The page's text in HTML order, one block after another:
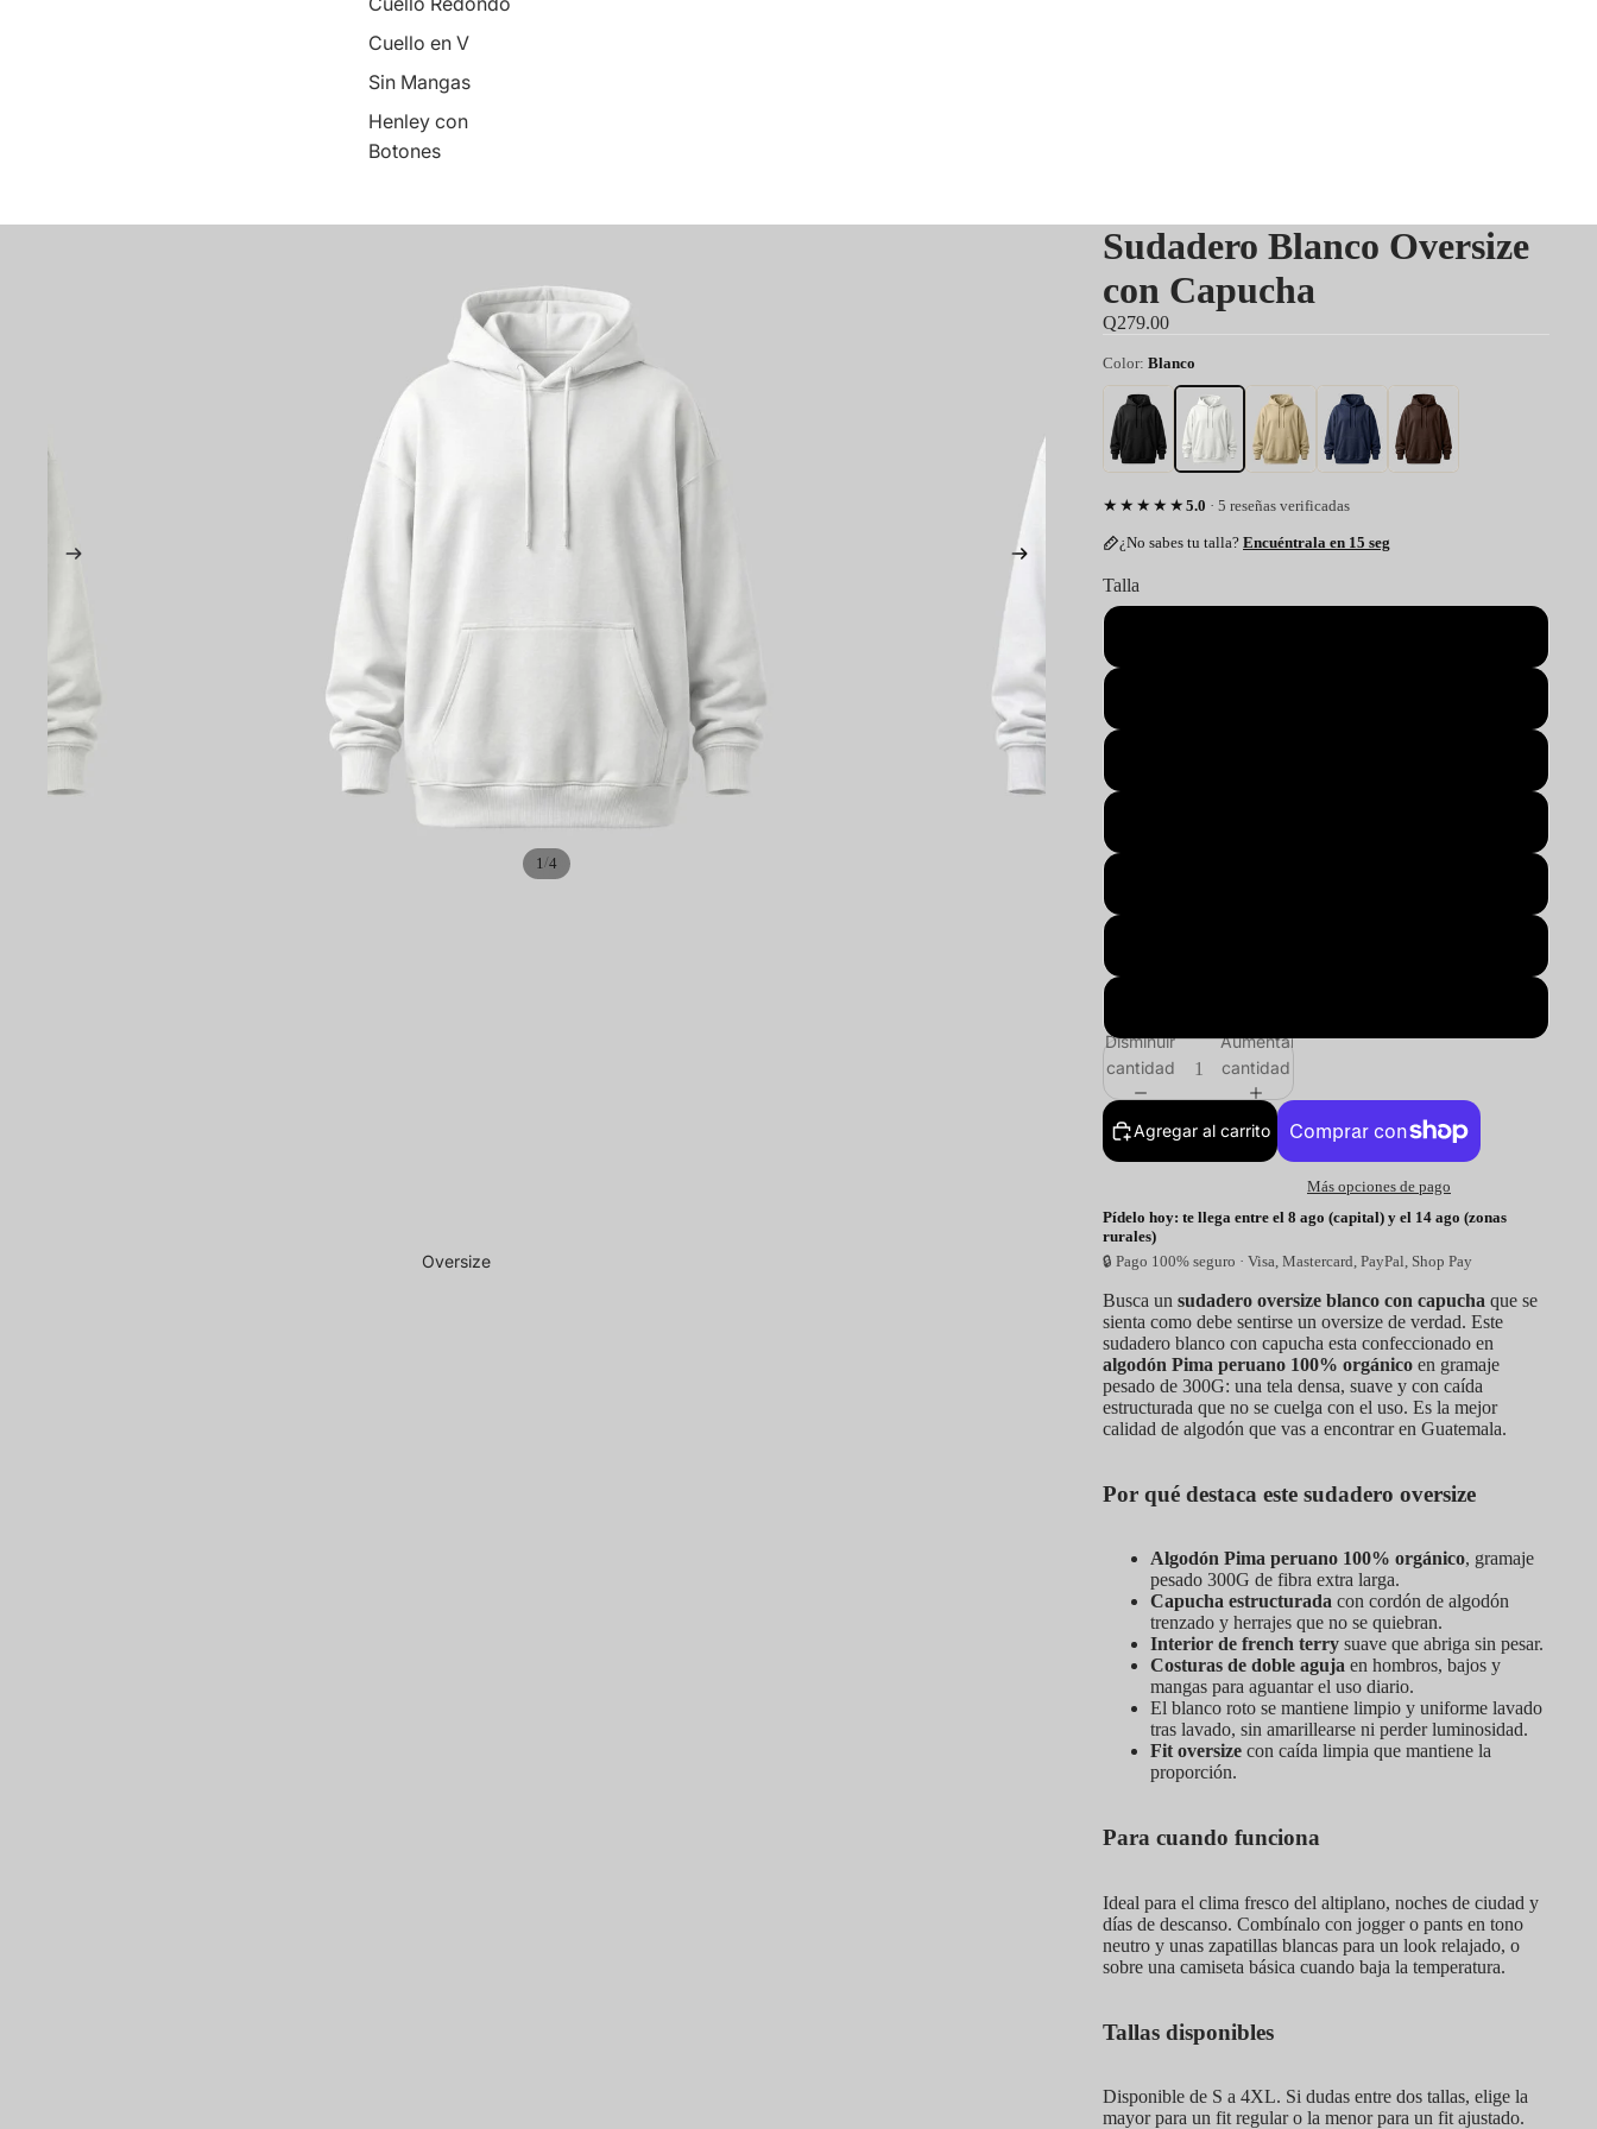
Cuello en V
Sin Mangas
Henley con
Botones
Oversize
1/4
Sudadero Blanco Oversize
con Capucha
Q279.00
Color: Blanco
★★★★★ 5.0 · 5 reseñas verificadas
¿No sabes tu talla? Encuéntrala en 15 seg
Talla
Disminuir
cantidad
Aumentar
cantidad
Agregar al carrito
Más opciones de pago
Pídelo hoy: te llega entre el 8 ago (capital) y el 14 ago (zonas
rurales)
🔒 Pago 100% seguro · Visa, Mastercard, PayPal, Shop Pay
Busca un sudadero oversize blanco con capucha que se
sienta como debe sentirse un oversize de verdad. Este
sudadero blanco con capucha esta confeccionado en
algodón Pima peruano 100% orgánico en gramaje
pesado de 300G: una tela densa, suave y con caída
estructurada que no se cuelga con el uso. Es la mejor
calidad de algodón que vas a encontrar en Guatemala.
Por qué destaca este sudadero oversize
Algodón Pima peruano 100% orgánico, gramaje
pesado 300G de fibra extra larga.
Capucha estructurada con cordón de algodón
trenzado y herrajes que no se quiebran.
Interior de french terry suave que abriga sin pesar.
Costuras de doble aguja en hombros, bajos y
mangas para aguantar el uso diario.
El blanco roto se mantiene limpio y uniforme lavado
tras lavado, sin amarillearse ni perder luminosidad.
Fit oversize con caída limpia que mantiene la
proporción.
Para cuando funciona
Ideal para el clima fresco del altiplano, noches de ciudad y
días de descanso. Combínalo con jogger o pants en tono
neutro y unas zapatillas blancas para un look relajado, o
sobre una camiseta básica cuando baja la temperatura.
Tallas disponibles
Disponible de S a 4XL. Si dudas entre dos tallas, elige la
mayor para un fit regular o la menor para un fit ajustado.